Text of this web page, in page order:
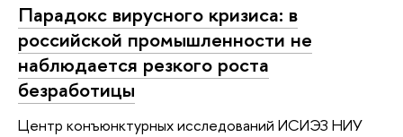
Парадокс вирусного кризиса: в
российской промышленности не
наблюдается резкого роста
безработицы
Центр конъюнктурных исследований ИСИЭЗ НИУ